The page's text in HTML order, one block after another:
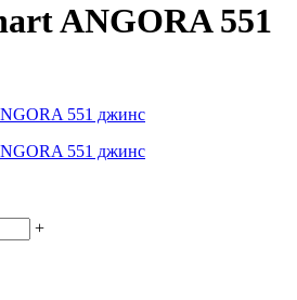
ANGORA 551
+